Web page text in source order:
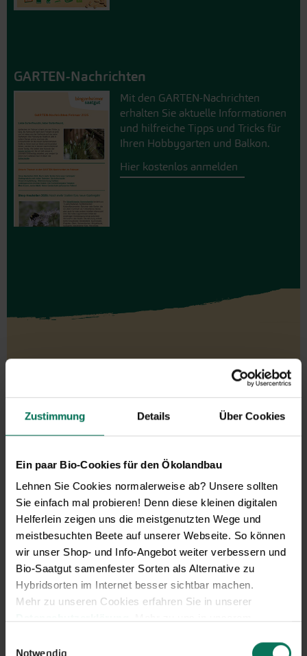
Zustimmung Details Über Cookies
Ein paar Bio-Cookies für den Ökolandbau
Lehnen Sie Cookies normalerweise ab? Unsere sollten
Sie einfach mal probieren! Denn diese kleinen digitalen
Helferlein zeigen uns die meistgenutzten Wege und
meistbesuchten Beete auf unserer Webseite. So können
wir unser Shop- und Info-Angebot weiter verbessern und
Bio-Saatgut samenfester Sorten als Alternative zu
Hybridsorten im Internet besser sichtbar machen.
Mehr zu unseren Cookies erfahren Sie in unserer
Sie können Ihre Einwilligung unter dem Link Cookie-
Notwendig
GARTEN-Nachrichten
Mit den GARTEN-Nachrichten
erhalten Sie aktuelle Informationen
und hilfreiche Tipps und Tricks für
Ihren Hobbygarten und Balkon.
Hier kostenlos anmelden
Aubergine
Blattstielgemüse
Catalogna
Chicorée
Erbsen
Feldsalat
Gurken
Knollenfenchel
Kohl
Kresse
Kürbis
Melone
Physalis
Porree/Lauch
Rettich
Rote Bete
Rüben
Rucola
Salat
Schwarz-/Haferwurzel
Sellerie
Spinat/Spinat-Ähnliche
Tomaten